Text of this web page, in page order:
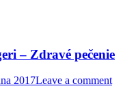
– Zdravé pečenie
2017Leave a comment